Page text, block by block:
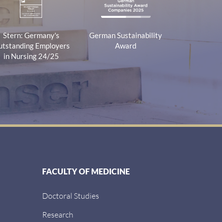
Stern: Germany's
Employers
in Nursing 24/25
German Sustainability
Award
FACULTY OF MEDICINE
Doctoral Studies
Research